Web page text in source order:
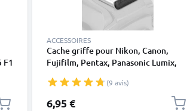
F1
ACCESSOIRES
Cache griffe pour Nikon, Canon,
Fujifilm, Pentax, Panasonic Lumix,
(9 avis)
6,95 €